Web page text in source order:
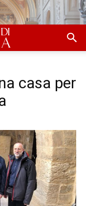
casa per